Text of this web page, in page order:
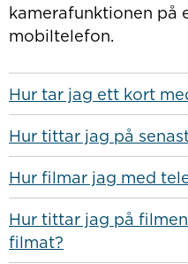
kamerafunktionen på
mobiltelefon.
Hur tar jag ett kort
Hur tittar jag på
Hur filmar jag med
Hur tittar jag på
filmat?